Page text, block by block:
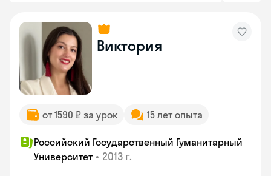
Виктория
от 1590 ₽ за урок 15 лет опыта
Российский Государственный Гуманитарный
Университет • 2013 г.